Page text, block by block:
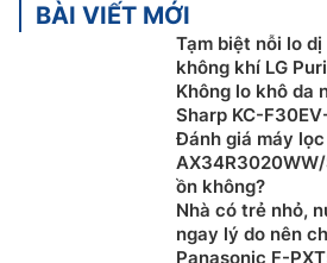
BÀI VIẾT MỚI
Tạm biệt nỗi lo
không khí LG
Không lo khô da
Sharp KC-
Đánh giá máy
ồn không?
Nhà có trẻ nhỏ,
ngay lý do nên
Panasonic F-